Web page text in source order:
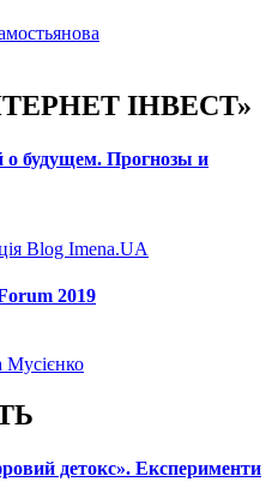
ІНВЕСТ»
будущем. Прогнозы и
Blog Imena.UA
2019
Мусієнко
детокс». Експерименти